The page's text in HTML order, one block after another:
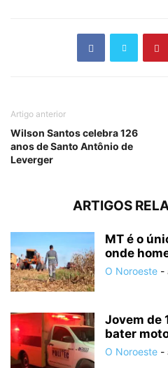
Artigo anterior
Wilson Santos celebra 126
anos de Santo Antônio de
Leverger
ARTIGOS
MT é o
onde
O Noroeste -
Jovem de
bater
O Noroeste -